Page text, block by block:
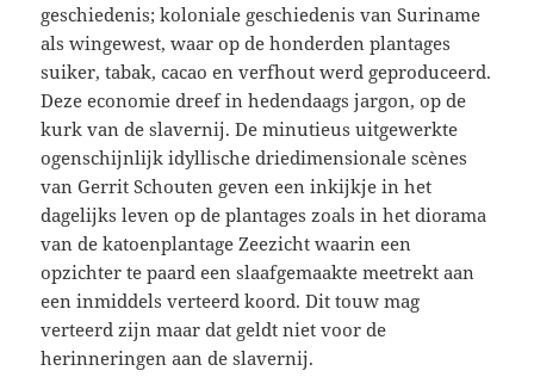
geschiedenis; koloniale geschiedenis van Suriname
als wingewest, waar op de honderden plantages
suiker, tabak, cacao en verfhout werd geproduceerd.
Deze economie dreef in hedendaags jargon, op de
kurk van de slavernij. De minutieus uitgewerkte
ogenschijnlijk idyllische driedimensionale scènes
van Gerrit Schouten geven een inkijkje in het
dagelijks leven op de plantages zoals in het diorama
van de katoenplantage Zeezicht waarin een
opzichter te paard een slaafgemaakte meetrekt aan
een inmiddels verteerd koord. Dit touw mag
verteerd zijn maar dat geldt niet voor de
herinneringen aan de slavernij.